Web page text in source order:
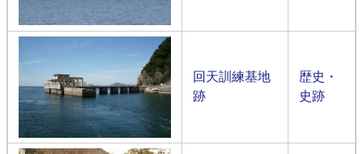
回天訓練基地
跡
歴史・
史跡